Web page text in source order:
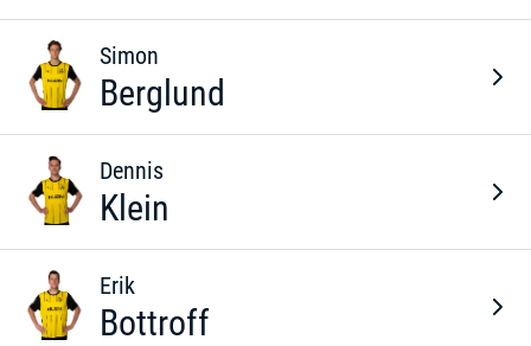
Simon
Berglund
Dennis
Klein
Erik
Bottroff